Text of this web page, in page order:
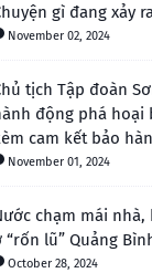
gì đang xảy
November 02, 2024
tịch Tập đoàn
động phá hoại
cam kết bảo
November 01, 2024
chạm mái
“rốn lũ” Quảng
October 28, 2024